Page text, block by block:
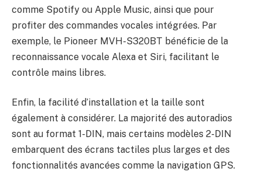
comme Spotify ou Apple Music, ainsi que pour
profiter des commandes vocales intégrées. Par
exemple, le Pioneer MVH-S320BT bénéficie de la
reconnaissance vocale Alexa et Siri, facilitant le
contrôle mains libres.
Enfin, la facilité d’installation et la taille sont
également à considérer. La majorité des autoradios
sont au format 1-DIN, mais certains modèles 2-DIN
embarquent des écrans tactiles plus larges et des
fonctionnalités avancées comme la navigation GPS.